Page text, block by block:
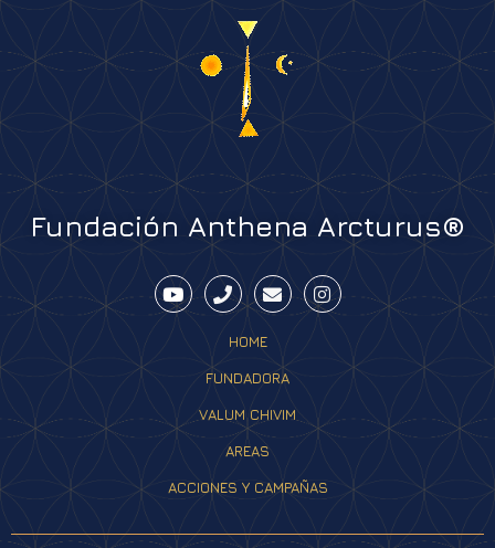
Fundación Anthena Arcturus®
HOME
FUNDADORA
VALUM CHIVIM
AREAS
ACCIONES Y CAMPAÑAS